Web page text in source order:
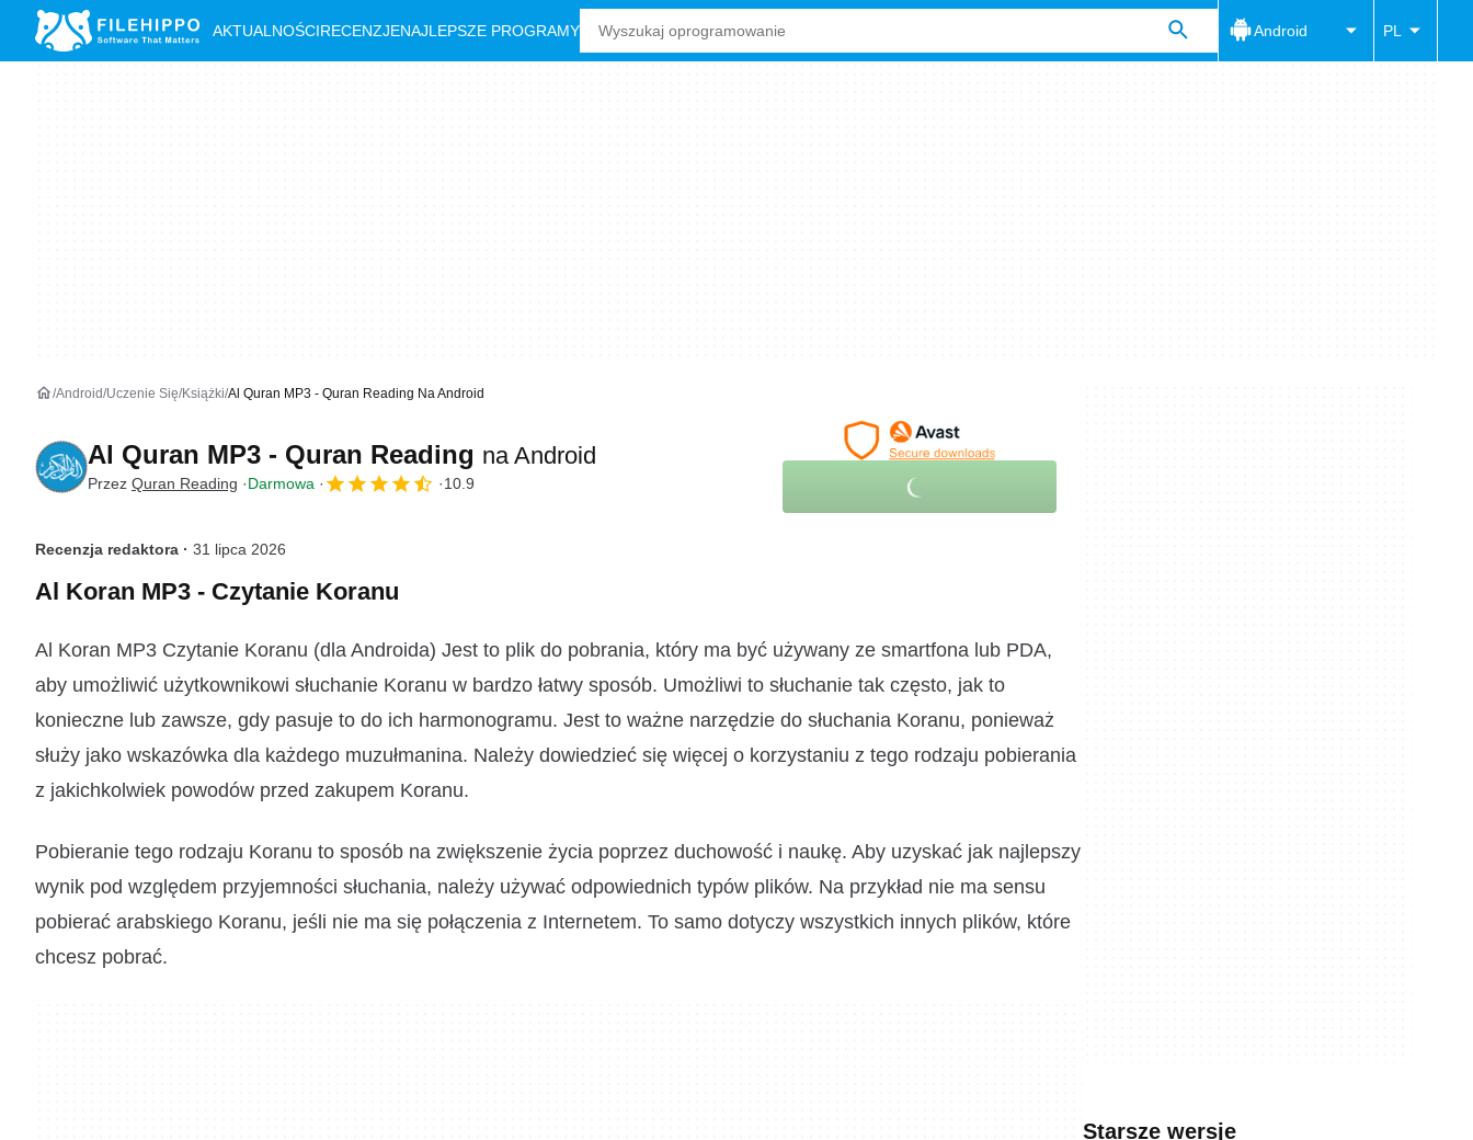
AKTUALNOŚCIRECENZJENAJLEPSZE PROGRAMY Android PL
Android Uczenie Się Książki Al Quran MP3 - Quran Reading Na Android
Al Quran MP3 - Quran Reading na Android
Przez Quran Reading Darmowa 10.9
Recenzja redaktora · 31 lipca 2026
Al Koran MP3 - Czytanie Koranu
Al Koran MP3 Czytanie Koranu (dla Androida) Jest to plik do pobrania, który ma być używany ze smartfona lub PDA,
aby umożliwić użytkownikowi słuchanie Koranu w bardzo łatwy sposób. Umożliwi to słuchanie tak często, jak to
konieczne lub zawsze, gdy pasuje to do ich harmonogramu. Jest to ważne narzędzie do słuchania Koranu, ponieważ
służy jako wskazówka dla każdego muzułmanina. Należy dowiedzieć się więcej o korzystaniu z tego rodzaju pobierania
z jakichkolwiek powodów przed zakupem Koranu.
Pobieranie tego rodzaju Koranu to sposób na zwiększenie życia poprzez duchowość i naukę. Aby uzyskać jak najlepszy
wynik pod względem przyjemności słuchania, należy używać odpowiednich typów plików. Na przykład nie ma sensu
pobierać arabskiego Koranu, jeśli nie ma się połączenia z Internetem. To samo dotyczy wszystkich innych plików, które
chcesz pobrać.
Starsze wersje